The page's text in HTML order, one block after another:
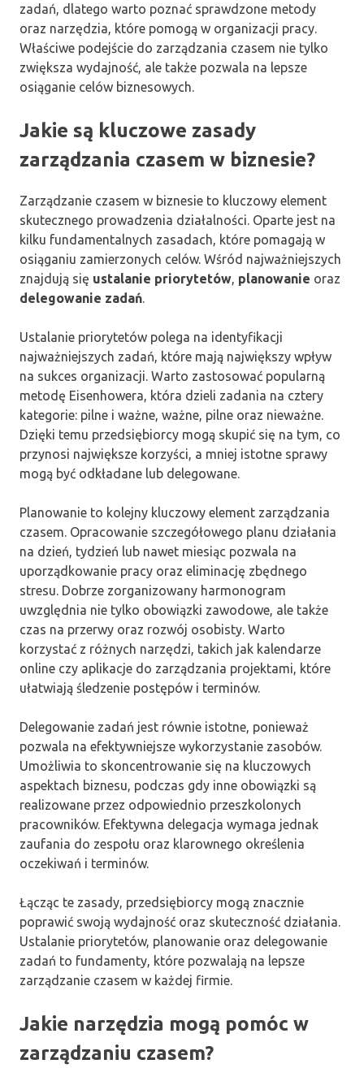
zadań, dlatego warto poznać sprawdzone metody
oraz narzędzia, które pomogą w organizacji pracy.
Właściwe podejście do zarządzania czasem nie tylko
zwiększa wydajność, ale także pozwala na lepsze
osiąganie celów biznesowych.
Jakie są kluczowe zasady
zarządzania czasem w biznesie?
Zarządzanie czasem w biznesie to kluczowy element
skutecznego prowadzenia działalności. Oparte jest na
kilku fundamentalnych zasadach, które pomagają w
osiąganiu zamierzonych celów. Wśród najważniejszych
znajdują się ustalanie priorytetów, planowanie oraz
delegowanie zadań.
Ustalanie priorytetów polega na identyfikacji
najważniejszych zadań, które mają największy wpływ
na sukces organizacji. Warto zastosować popularną
metodę Eisenhowera, która dzieli zadania na cztery
kategorie: pilne i ważne, ważne, pilne oraz nieważne.
Dzięki temu przedsiębiorcy mogą skupić się na tym, co
przynosi największe korzyści, a mniej istotne sprawy
mogą być odkładane lub delegowane.
Planowanie to kolejny kluczowy element zarządzania
czasem. Opracowanie szczegółowego planu działania
na dzień, tydzień lub nawet miesiąc pozwala na
uporządkowanie pracy oraz eliminację zbędnego
stresu. Dobrze zorganizowany harmonogram
uwzględnia nie tylko obowiązki zawodowe, ale także
czas na przerwy oraz rozwój osobisty. Warto
korzystać z różnych narzędzi, takich jak kalendarze
online czy aplikacje do zarządzania projektami, które
ułatwiają śledzenie postępów i terminów.
Delegowanie zadań jest równie istotne, ponieważ
pozwala na efektywniejsze wykorzystanie zasobów.
Umożliwia to skoncentrowanie się na kluczowych
aspektach biznesu, podczas gdy inne obowiązki są
realizowane przez odpowiednio przeszkolonych
pracowników. Efektywna delegacja wymaga jednak
zaufania do zespołu oraz klarownego określenia
oczekiwań i terminów.
Łącząc te zasady, przedsiębiorcy mogą znacznie
poprawić swoją wydajność oraz skuteczność działania.
Ustalanie priorytetów, planowanie oraz delegowanie
zadań to fundamenty, które pozwalają na lepsze
zarządzanie czasem w każdej firmie.
Jakie narzędzia mogą pomóc w
zarządzaniu czasem?